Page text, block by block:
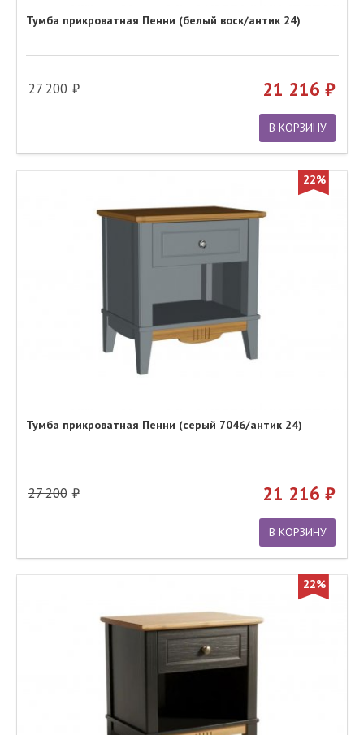
Тумба прикроватная Пенни (белый воск/антик 24)
27 200 21 216
В КОРЗИНУ
22%
Тумба прикроватная Пенни (серый 7046/антик 24)
27 200 21 216
В КОРЗИНУ
22%